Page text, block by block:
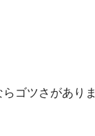
ゴツさがありま